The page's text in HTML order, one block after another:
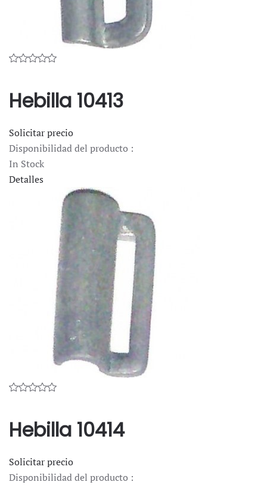
Hebilla 10413
Solicitar precio
Disponibilidad del producto :
In Stock
Detalles
Hebilla 10414
Solicitar precio
Disponibilidad del producto :